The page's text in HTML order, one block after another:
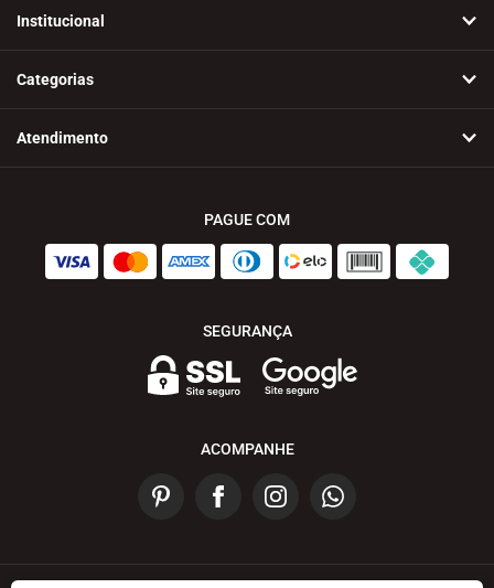
Institucional
Categorias
Atendimento
PAGUE COM
SEGURANÇA
ACOMPANHE